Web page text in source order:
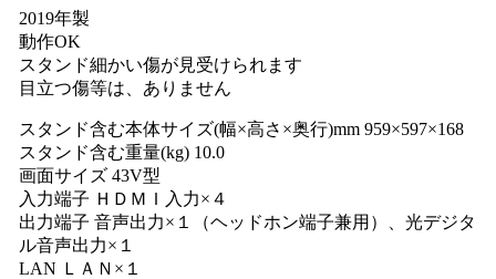
2019年製
動作OK
スタンド細かい傷が見受けられます
目立つ傷等は、ありません
スタンド含む本体サイズ(幅×高さ×奥行)mm 959×597×168
スタンド含む重量(kg) 10.0
画面サイズ 43V型
入力端子 ＨＤＭＩ入力×４
出力端子 音声出力×１（ヘッドホン端子兼用）、光デジタ
ル音声出力×１
LAN ＬＡＮ×１